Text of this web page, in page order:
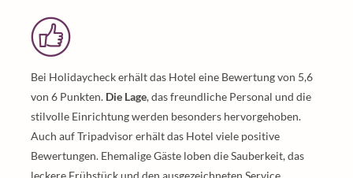
Bei Holidaycheck erhält das Hotel eine Bewertung von 5,6
von 6 Punkten. Die Lage, das freundliche Personal und die
stilvolle Einrichtung werden besonders hervorgehoben.
Auch auf Tripadvisor erhält das Hotel viele positive
Bewertungen. Ehemalige Gäste loben die Sauberkeit, das
leckere Frühstück und den ausgezeichneten Service.